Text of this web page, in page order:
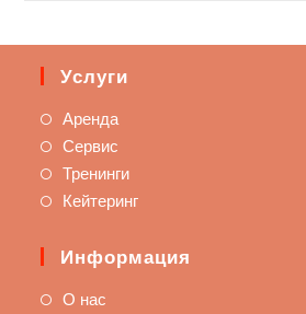
Услуги
Аренда
Сервис
Тренинги
Кейтеринг
Информация
О нас